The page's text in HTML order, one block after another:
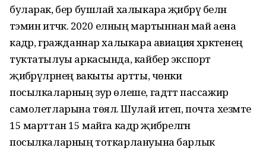
буларак, бер бушлай халыкара җибәрү белән
тәэмин итәчәк. 2020 елның мартыннан май аена
кадәр, гражданнар халыкара авиация хәрәкәтенең
туктатылуы аркасында, кайбер экспорт
җибәрүләрнең вакыты артты, чөнки
посылкаларның зур өлеше, гадәттә пассажир
самолетларына төялә. Шулай итеп, почта хезмәте
15 марттан 15 майга кадәр җибәрелгән
посылкаларның тоткарлануына барлык